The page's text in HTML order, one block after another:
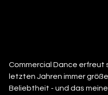
Commercial Dance erfreut
letzten Jahren immer
Beliebtheit - und das